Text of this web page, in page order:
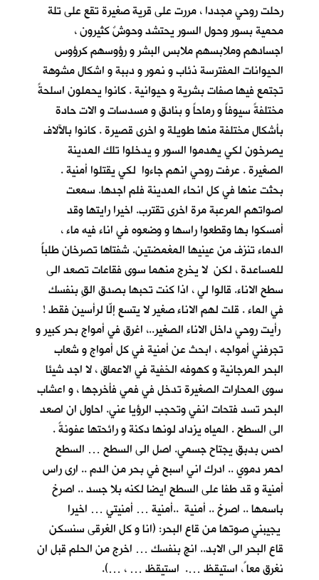
رحلت روحي مجددا ، مررت على قرية صغيرة تقع على تلة
محمية بسور وحول السور يحتشد وحوشٌ كثيرون ،
اجسادهم وملابسهم ملابس البشر و رؤوسهم كرؤوس
الحيوانات المفترسة ذئاب و نمور و دببة و اشكال مشوهة
تجتمع فيها صفات بشرية و حيوانية . كانوا يحملون اسلحةً
مختلفةً سيوفاً و رماحاً و بنادق و مسدسات و الات حادة
بأشكال مختلفة منها طويلة و اخرى قصيرة . كانوا بالآلاف
يصرخون لكي يهدموا السور و يدخلوا تلك المدينة
الصغيرة . عرفت روحي انهم جاءوا لكي يقتلوا أمنية .
بحثت عنها في كل انحاء المدينة فلم اجدها. سمعت
اصواتهم المرعبة مرة اخرى تقترب. اخيرا رايتها وقد
أمسكوا بها وقطعوا راسها و وضعوه في اناء فيه ماء ،
الدماء تنزف من عينيها المغمضتين. شفتاها تصرخان طلباً
للمساعدة ، لكن لا يخرج منهما سوى فقاعات تصعد الى
سطح الاناء. قالوا لي ، اذا كنت تحبها بصدق القِ بنفسك
في الماء . قلت لهم الاناء صغير لا يتسع إلّا لرأسين فقط !
رأيت روحي داخل الاناء الصغير..، اغرق في أمواج بحر كبير و
تجرفني أمواجه ، ابحث عن أمنية في كل أمواج و شعاب
البحر المرجانية و كهوفه الخفية في الاعماق ، لا اجد شيئا
سوى المحارات الصغيرة تدخل في فمي فأخرجها ، و اعشاب
البحر تسد فتحات انفي وتحجب الرؤيا عني. احاول ان اصعد
الى السطح . المياه يزداد لونها دكنة و رائحتها عفونةً .
احس بدبق يجتاح جسمي. اصل الى السطح … السطح
احمر دموي .. ادرك اني اسبح في بحر من الدم .. ارى راس
أمنية و قد طفا على السطح ايضا لكنه بلا جسد .. اصرخ
باسمها .. اصرخ .. أمنية ..أمنية … أمنيتي … اخيرا
يجيبني صوتها من قاع البحر: (انا و كل الغرقى سنسكن
قاع البحر الى الابد.. انج بنفسك … اخرج من الحلم قبل ان
نغرق معا ً، استيقظ …. استيقظ … ، …).